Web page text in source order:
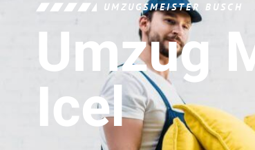
UMZUGSMEISTER BUSCH
Umzug
Icel